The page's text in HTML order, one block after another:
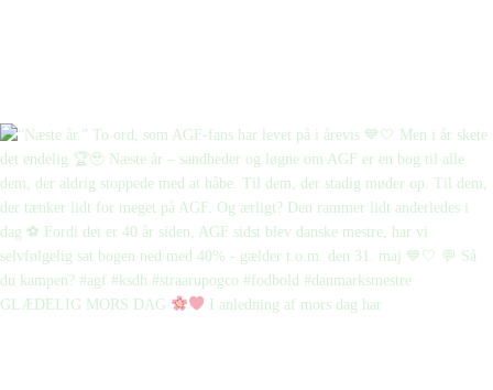
GLÆDELIG MORS DAG I anledning af mors dag har